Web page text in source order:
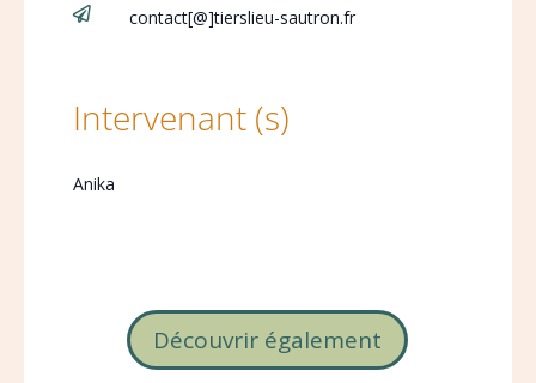
 contact[@]tierslieu-sautron.fr
Intervenant (s)
Anika
Découvrir également